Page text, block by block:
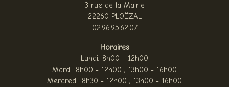
3 rue de la Mairie
22260 PLOËZAL
02.96.95.62.07
Horaires
Lundi: 8h00 - 12h00
Mardi: 8h00 - 12h00 ; 13h00 - 16h00
Mercredi: 8h30 - 12h00 ; 13h00 - 16h00